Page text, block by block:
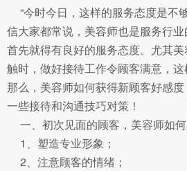
“今时今日，这样的服务态度是不
信大家都常说，美容师也是服务行
首先就得有良好的服务态度。尤其
触时，做好接待工作令顾客满意，这
那么，美容师如何获得新顾客好感
一些接待和沟通技巧对策！
一、初次见面的顾客，美容师如
1、塑造专业形象；
2、注意顾客的情绪；